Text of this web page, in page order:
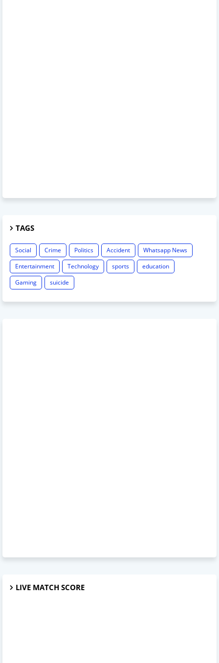
TAGS
Social Crime Politics Accident
Whatsapp News
Entertainment
Technology sports
education
Gaming
suicide
LIVE MATCH SCORE